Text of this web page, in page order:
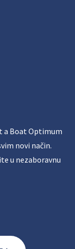
a Boat Optimum
novi način.
u nezaboravnu